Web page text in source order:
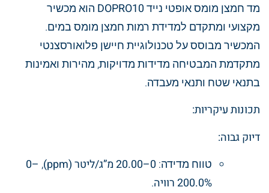
מד חמצן מומס אופטי ניידDOPRO10 הוא מכשיר
מקצועי ומתקדם למדידת רמות חמצן מומס במים.
המכשיר מבוסס על טכנולוגיית חיישן פלואורסצנטי
מתקדמת המבטיחה מדידות מדויקות, מהירות ואמינות
בתנאי שטח ותנאי מעבדה.
תכונות עיקריות:
דיוק גבוה:
טווח מדידה:0–20.00 מ”ג/ליטר (ppm) ,
0–
200.0% רוויה
.